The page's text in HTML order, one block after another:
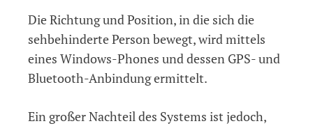
Die Richtung und Position, in die sich die
sehbehinderte Person bewegt, wird mittels
eines Windows-Phones und dessen GPS- und
Bluetooth-Anbindung ermittelt.
Ein großer Nachteil des Systems ist jedoch,